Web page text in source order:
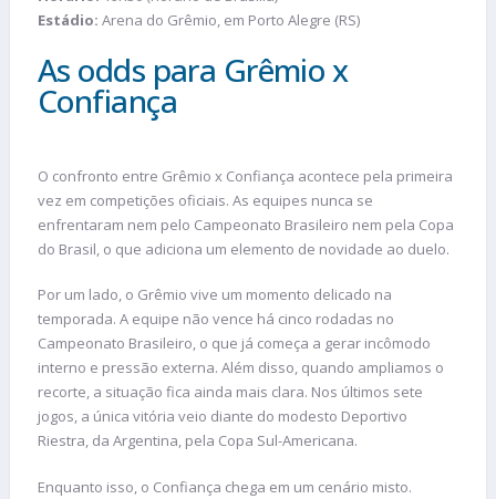
Estádio: Arena do Grêmio, em Porto Alegre (RS)
As odds para Grêmio x
Confiança
O confronto entre Grêmio x Confiança acontece pela primeira
vez em competições oficiais. As equipes nunca se
enfrentaram nem pelo Campeonato Brasileiro nem pela Copa
do Brasil, o que adiciona um elemento de novidade ao duelo.
Por um lado, o Grêmio vive um momento delicado na
temporada. A equipe não vence há cinco rodadas no
Campeonato Brasileiro, o que já começa a gerar incômodo
interno e pressão externa. Além disso, quando ampliamos o
recorte, a situação fica ainda mais clara. Nos últimos sete
jogos, a única vitória veio diante do modesto Deportivo
Riestra, da Argentina, pela Copa Sul-Americana.
Enquanto isso, o Confiança chega em um cenário misto.